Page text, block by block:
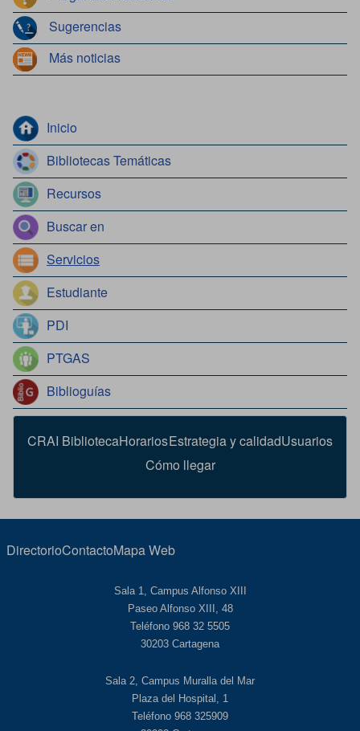
Inicio
Bibliotecas Temáticas
Recursos
Buscar en
Servicios
Estudiante
PDI
PTGAS
Biblioguías
Sugerencias
Más noticias
CRAI BibliotecaHorariosEstrategia y calidadUsuarios
Cómo llegar
DirectorioContactoMapa Web
Sala 1, Campus Alfonso XIII
Paseo Alfonso XIII, 48
Teléfono 968 32 5505
30203 Cartagena
Sala 2, Campus Muralla del Mar
Plaza del Hospital, 1
Teléfono 968 325909